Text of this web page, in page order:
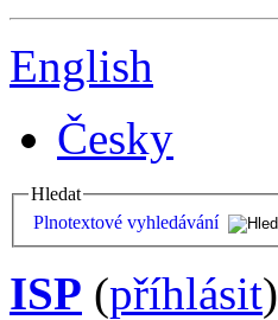
English
Česky
Hledat
Plnotextové vyhledávání
ISP (příhlásit)